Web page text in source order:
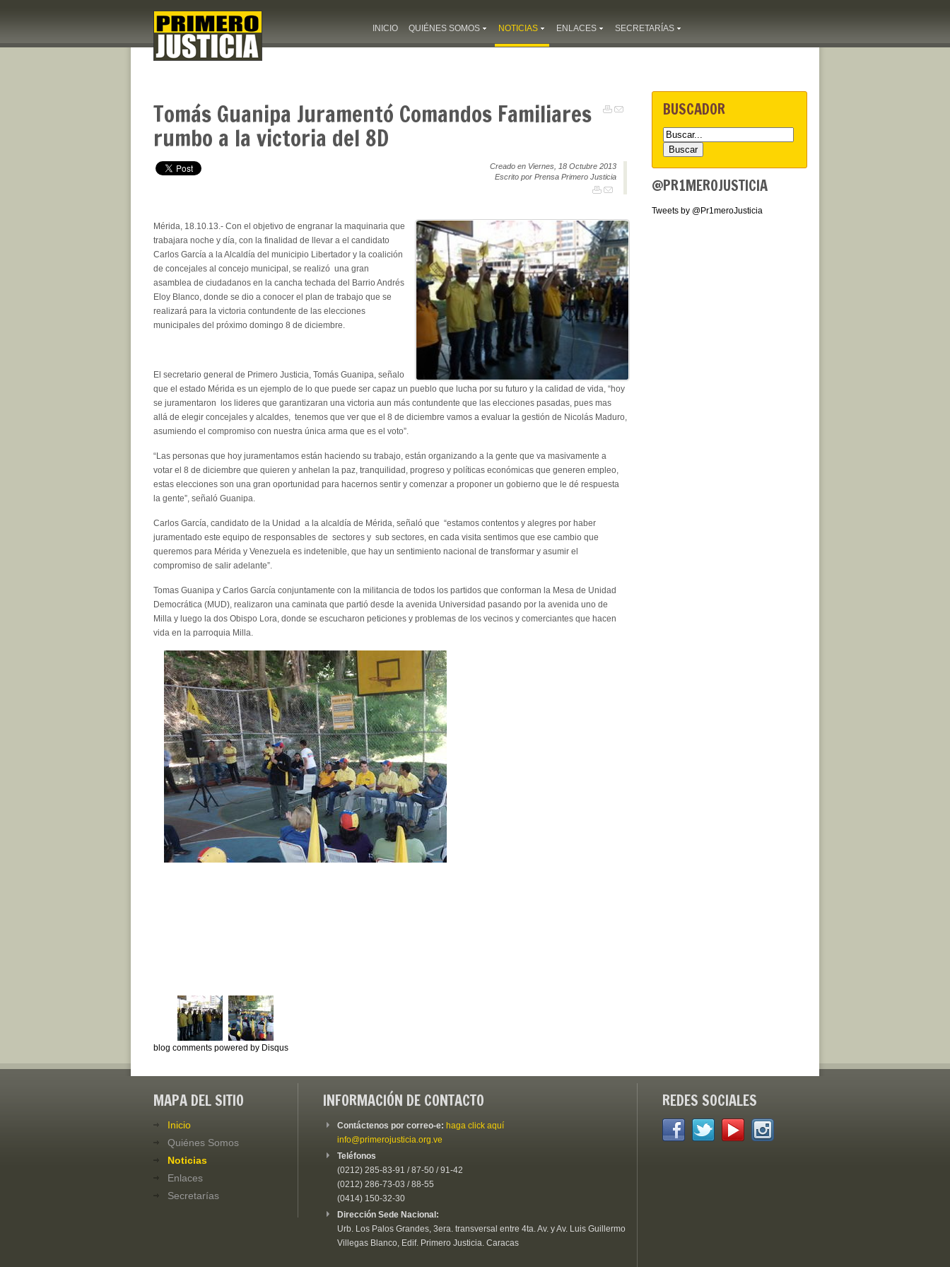
INICIO QUIÉNES SOMOS NOTICIAS ENLACES SECRETARÍAS
Tomás Guanipa Juramentó Comandos Familiares
rumbo a la victoria del 8D
Creado en Viernes, 18 Octubre 2013
Escrito por Prensa Primero Justicia
Mérida, 18.10.13.- Con el objetivo de engranar la maquinaria que
trabajara noche y día, con la finalidad de llevar a el candidato
Carlos García a la Alcaldía del municipio Libertador y la coalición
de concejales al concejo municipal, se realizó una gran
asamblea de ciudadanos en la cancha techada del Barrio Andrés
Eloy Blanco, donde se dio a conocer el plan de trabajo que se
realizará para la victoria contundente de las elecciones
municipales del próximo domingo 8 de diciembre.
El secretario general de Primero Justicia, Tomás Guanipa, señalo
que el estado Mérida es un ejemplo de lo que puede ser capaz un pueblo que lucha por su futuro y la calidad de vida, “hoy
se juramentaron los lideres que garantizaran una victoria aun más contundente que las elecciones pasadas, pues mas
allá de elegir concejales y alcaldes, tenemos que ver que el 8 de diciembre vamos a evaluar la gestión de Nicolás Maduro,
asumiendo el compromiso con nuestra única arma que es el voto”.
“Las personas que hoy juramentamos están haciendo su trabajo, están organizando a la gente que va masivamente a
votar el 8 de diciembre que quieren y anhelan la paz, tranquilidad, progreso y políticas económicas que generen empleo,
estas elecciones son una gran oportunidad para hacernos sentir y comenzar a proponer un gobierno que le dé respuesta
la gente”, señaló Guanipa.
Carlos García, candidato de la Unidad a la alcaldía de Mérida, señaló que “estamos contentos y alegres por haber
juramentado este equipo de responsables de sectores y sub sectores, en cada visita sentimos que ese cambio que
queremos para Mérida y Venezuela es indetenible, que hay un sentimiento nacional de transformar y asumir el
compromiso de salir adelante”.
Tomas Guanipa y Carlos García conjuntamente con la militancia de todos los partidos que conforman la Mesa de Unidad
Democrática (MUD), realizaron una caminata que partió desde la avenida Universidad pasando por la avenida uno de
Milla y luego la dos Obispo Lora, donde se escucharon peticiones y problemas de los vecinos y comerciantes que hacen
vida en la parroquia Milla.
blog comments powered by Disqus
BUSCADOR
@PR1MEROJUSTICIA
Tweets by @Pr1meroJusticia
MAPA DEL SITIO
Inicio
Quiénes Somos
Noticias
Enlaces
Secretarías
INFORMACIÓN DE CONTACTO
Contáctenos por correo-e: haga click aquí
info@primerojusticia.org.ve
Teléfonos
(0212) 285-83-91 / 87-50 / 91-42
(0212) 286-73-03 / 88-55
(0414) 150-32-30
Dirección Sede Nacional:
Urb. Los Palos Grandes, 3era. transversal entre 4ta. Av. y Av. Luis Guillermo
Villegas Blanco, Edif. Primero Justicia. Caracas
REDES SOCIALES